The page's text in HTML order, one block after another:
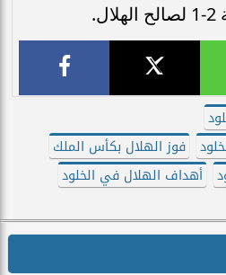
فوز الهلال بكأس الملك
أهداف الهلال في الخلود